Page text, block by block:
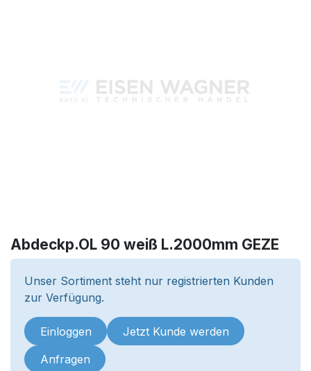
Abdeckp.OL 90 weiß L.2000mm GEZE
Unser Sortiment steht nur registrierten Kunden
zur Verfügung.
Einloggen Jetzt Kunde werden
Anfragen